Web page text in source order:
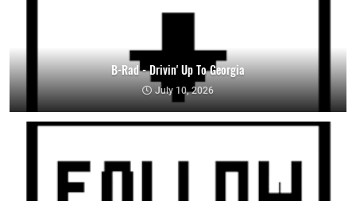
B-Rad - Drivin' Up To Georgia
July 10, 2026